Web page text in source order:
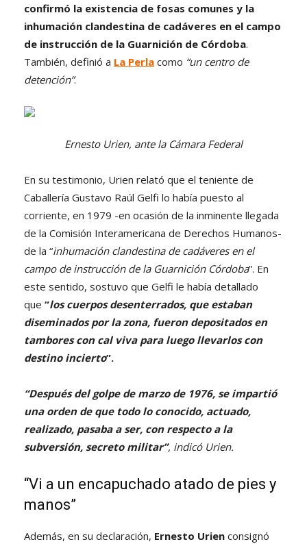
confirmó la existencia de fosas comunes y la
inhumación clandestina de cadáveres en el campo
de instrucción de la Guarnición de Córdoba.
También, definió a La Perla como “un centro de
detención”.
Ernesto Urien, ante la Cámara Federal
En su testimonio, Urien relató que el teniente de
Caballería Gustavo Raúl Gelfi lo había puesto al
corriente, en 1979 -en ocasión de la inminente llegada
de la Comisión Interamericana de Derechos Humanos-
de la “inhumación clandestina de cadáveres en el
campo de instrucción de la Guarnición Córdoba”. En
este sentido, sostuvo que Gelfi le había detallado
que “los cuerpos desenterrados, que estaban
diseminados por la zona, fueron depositados en
tambores con cal viva para luego llevarlos con
destino incierto”.
“Después del golpe de marzo de 1976, se impartió
una orden de que todo lo conocido, actuado,
realizado, pasaba a ser, con respecto a la
subversión, secreto militar”, indicó Urien.
“Vi a un encapuchado atado de pies y
manos”
Además, en su declaración, Ernesto Urien consignó